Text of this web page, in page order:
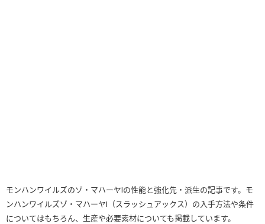
モンハンワイルズのゾ・マハーヤⅠの性能と強化先・派生の記事です。モ
ンハンワイルズゾ・マハーヤⅠ（スラッシュアックス）の入手方法や条件
についてはもちろん、生産や必要素材についても掲載しています。